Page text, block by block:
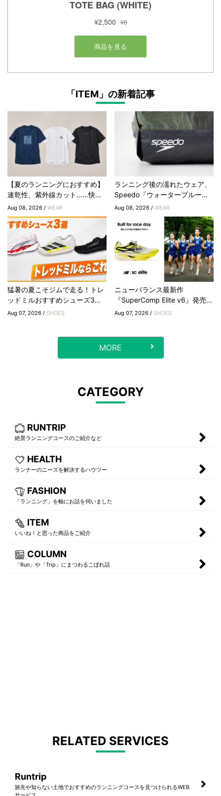
「ITEM」の新着記事
【夏のランニングにおすすめ】
速乾性、紫外線カット……快...
Aug 08, 2026 / WEAR
ランニング後の濡れたウェア、
Speedo『ウォータープルー...
Aug 08, 2026 /WEAR
猛暑の夏こそジムで走る！トレ
ッドミルおすすめシューズ3...
Aug 07, 2026 / SHOES
ニューバランス最新作
『SuperComp Elite v6』発売...
Aug 07, 2026 / SHOES
MORE
CATEGORY
RUNTRIP
絶景ランニングコースのご紹介など
HEALTH
ランナーのニーズを解決するハウツー
FASHION
「ランニング」を軸にお話を伺いました
ITEM
いいね！と思った商品をご紹介
COLUMN
「Run」や「Trip」にまつわるこぼれ話
RELATED SERVICES
Runtrip
旅先や知らない土地でおすすめのランニングコースを見つけられるWEB